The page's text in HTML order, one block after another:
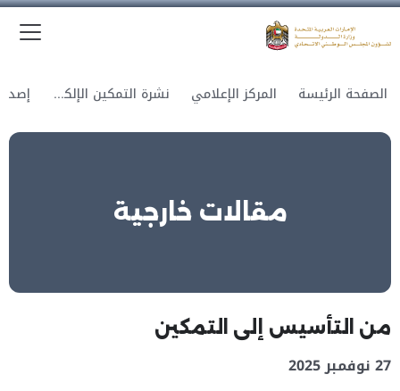
الصفحة الرئيسة المركز الإعلامي نشرة التمكين الإلكترونية
مقالات خارجية
من التأسيس إلى التمكين
27 نوفمبر 2025